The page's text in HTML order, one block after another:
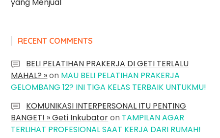
yang Menjual
RECENT COMMENTS
BELI PELATIHAN PRAKERJA DI GETI TERLALU
MAHAL? »on MAU BELI PELATIHAN PRAKERJA
GELOMBANG 12? INI TIGA KELAS TERBAIK UNTUKMU!
KOMUNIKASI INTERPERSONAL ITU PENTING
BANGET! » Geti Inkubatoron TAMPILAN AGAR
TERLIHAT PROFESIONAL SAAT KERJA DARI RUMAH!